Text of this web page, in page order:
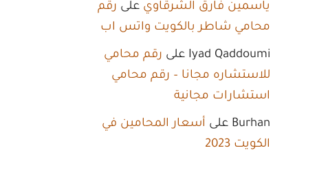
ياسمين فارق الشرقاوي على رقم
محامي شاطر بالكويت واتس اب
Iyad Qaddoumi على رقم محامي
للاستشاره مجانا – رقم محامي
استشارات مجانية
Burhan على أسعار المحامين في
الكويت 2023